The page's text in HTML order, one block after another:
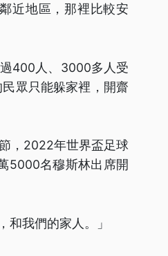
近地區，那裡比較安
400人、3000多人受
眾只能躲家裡，開齋
，2022年世界盃足球
5000名穆斯林出席開
我們的家人。」